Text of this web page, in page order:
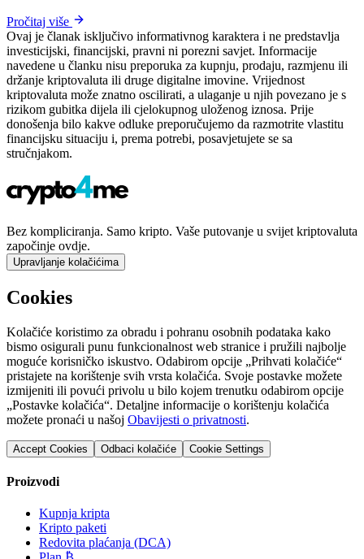
Pročitaj više
Ovaj je članak isključivo informativnog karaktera i ne predstavlja
investicijski, financijski, pravni ni porezni savjet. Informacije
navedene u članku nisu preporuka za kupnju, prodaju, razmjenu ili
držanje kriptovaluta ili druge digitalne imovine. Vrijednost
kriptovaluta može znatno oscilirati, a ulaganje u njih povezano je s
rizikom gubitka dijela ili cjelokupnog uloženog iznosa. Prije
donošenja bilo kakve odluke preporučujemo da razmotrite vlastitu
financijsku situaciju i, prema potrebi, posavjetujete se sa
stručnjakom.
Bez kompliciranja. Samo kripto. Vaše putovanje u svijet kriptovaluta
započinje ovdje.
Upravljanje kolačićima
Cookies
Kolačiće koristimo za obradu i pohranu osobnih podataka kako
bismo osigurali punu funkcionalnost web stranice i pružili najbolje
moguće korisničko iskustvo. Odabirom opcije „Prihvati kolačiće“
pristajete na korištenje svih vrsta kolačića. Svoje postavke možete
izmijeniti ili povući privolu u bilo kojem trenutku odabirom opcije
„Postavke kolačića“. Detaljne informacije o korištenju kolačića
možete pronaći u našoj Obavijesti o privatnosti.
Accept Cookies Odbaci kolačiće Cookie Settings
Proizvodi
Kupnja kripta
Kripto paketi
Redovita plaćanja (DCA)